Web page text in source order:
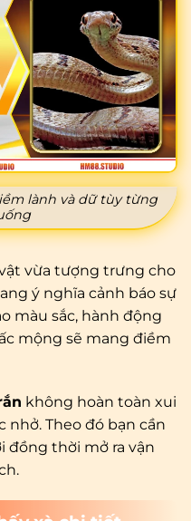
lành và dữ tùy từng
vừa tượng trưng cho
ý nghĩa cảnh báo sự
màu sắc, hành động
mộng sẽ mang điềm
không hoàn toàn xui
nhở. Theo đó bạn cần
đồng thời mở ra vận